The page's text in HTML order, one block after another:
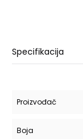
Specifikacija
Proizvođač
Boja